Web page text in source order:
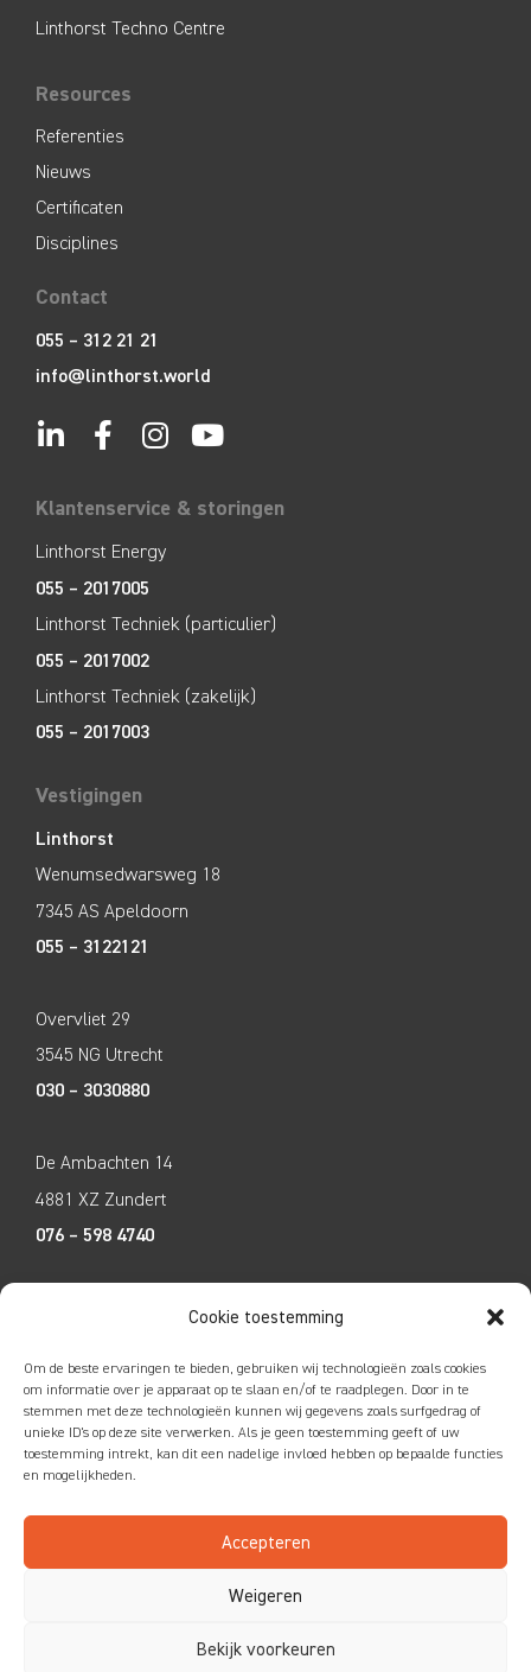
Cookie toestemming
Om de beste ervaringen te bieden, gebruiken wij technologieën zoals cookies
om informatie over je apparaat op te slaan en/of te raadplegen. Door in te
stemmen met deze technologieën kunnen wij gegevens zoals surfgedrag of
unieke ID's op deze site verwerken. Als je geen toestemming geeft of uw
toestemming intrekt, kan dit een nadelige invloed hebben op bepaalde functies
en mogelijkheden.
Accepteren
Weigeren
Bekijk voorkeuren
Linthorst Techno Centre
Resources
Referenties
Nieuws
Certificaten
Disciplines
Contact
055 – 312 21 21
info@linthorst.world
Klantenservice & storingen
Linthorst Energy
055 – 2017005
Linthorst Techniek (particulier)
055 – 2017002
Linthorst Techniek (zakelijk)
055 – 2017003
Vestigingen
Linthorst
Wenumsedwarsweg 18
7345 AS Apeldoorn
055 – 3122121
Overvliet 29
3545 NG Utrecht
030 – 3030880
De Ambachten 14
4881 XZ Zundert
076 – 598 4740
6365 ET Schinnen
046 – 4752585
Disclaimer